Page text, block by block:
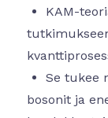
KAM-
Se tukee
bosonit ja